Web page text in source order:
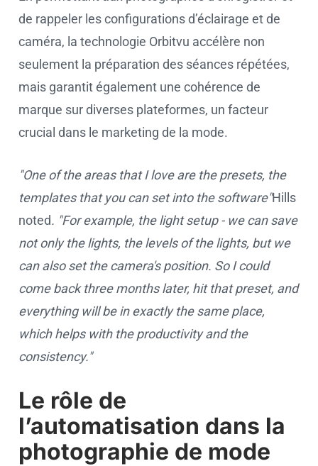
de rappeler les configurations d’éclairage et de
caméra, la technologie Orbitvu accélère non
seulement la préparation des séances répétées,
mais garantit également une cohérence de
marque sur diverses plateformes, un facteur
crucial dans le marketing de la mode.
"One of the areas that I love are the presets, the
templates that you can set into the software"Hills
noted. "For example, the light setup - we can save
not only the lights, the levels of the lights, but we
can also set the camera's position. So I could
come back three months later, hit that preset, and
everything will be in exactly the same place,
which helps with the productivity and the
consistency."
Le rôle de
l’automatisation dans la
photographie de mode